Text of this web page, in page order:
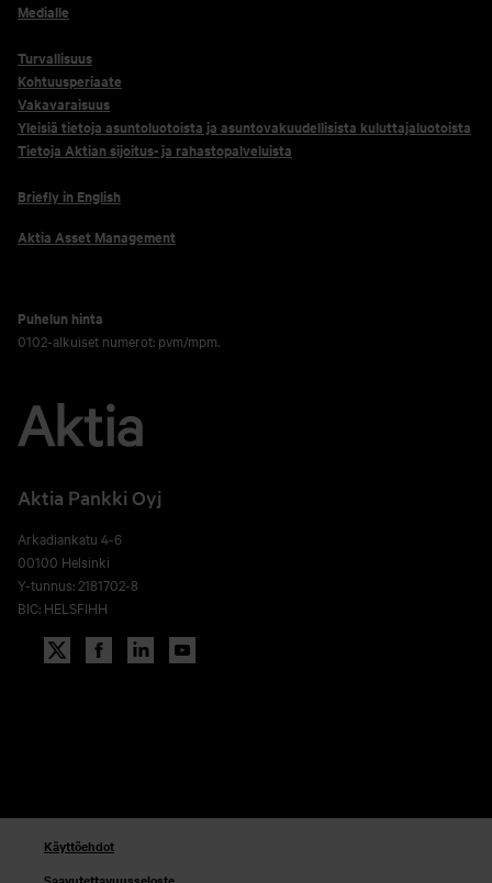
Medialle
Turvallisuus
Kohtuusperiaate
Vakavaraisuus
Yleisiä tietoja asuntoluotoista ja asuntovakuudellisista kuluttajaluotoista
Tietoja Aktian sijoitus- ja rahastopalveluista
Briefly in English
Aktia Asset Management
Puhelun hinta
0102-alkuiset numerot: pvm/mpm.
Aktia Pankki Oyj
Arkadiankatu 4-6
00100 Helsinki
Y-tunnus: 2181702-8
BIC: HELSFIHH
Käyttöehdot